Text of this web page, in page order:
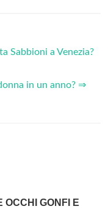
Sabbioni a Venezia?
in un anno? ⇒
OCCHI GONFI E